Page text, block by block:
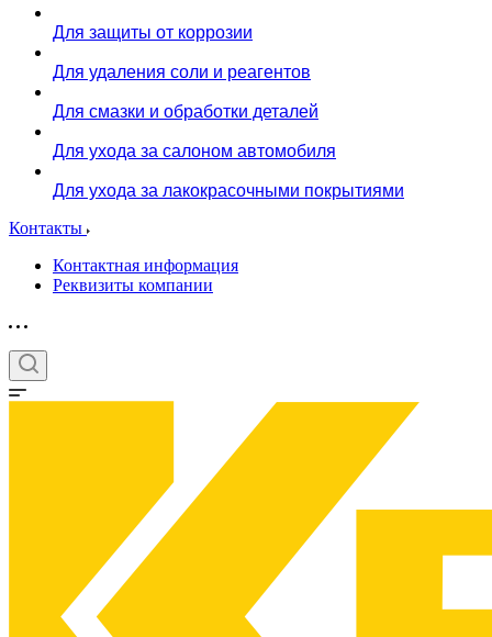
Для защиты от коррозии
Для удаления соли и реагентов
Для смазки и обработки деталей
Для ухода за салоном автомобиля
Для ухода за лакокрасочными покрытиями
Контакты
Контактная информация
Реквизиты компании